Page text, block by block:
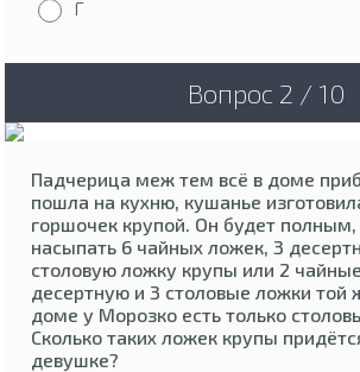
Г
Вопрос 2 / 10
Падчерица меж тем всё в доме
пошла на кухню, кушанье
горшочек крупой. Он будет полным,
насыпать 6 чайных ложек, 3
столовую ложку крупы или 2
десертную и 3 столовые ложки той
доме у Морозко есть только
Сколько таких ложек крупы
девушке?